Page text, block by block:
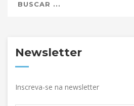
Newsletter
Inscreva-se na newsletter